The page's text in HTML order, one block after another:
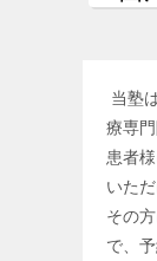
当塾
療専門
患者
いただ
その
で、